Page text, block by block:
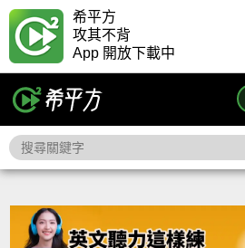
希平方
攻其不背
App 開放下載中